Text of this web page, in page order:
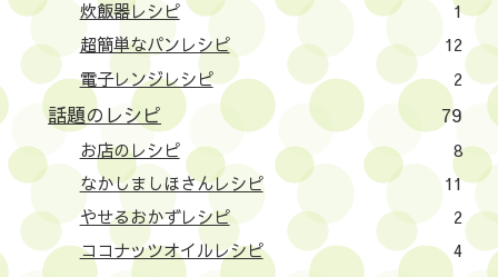
炊飯器レシピ
1
超簡単なパンレシピ
12
電子レンジレシピ
2
話題のレシピ 79
お店のレシピ
8
なかしましほさんレシピ
11
やせるおかずレシピ
2
ココナッツオイルレシピ
4